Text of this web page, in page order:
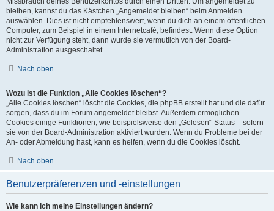
bleiben, kannst du das Kästchen „Angemeldet bleiben“ beim Anmelden
auswählen. Dies ist nicht empfehlenswert, wenn du dich an einem öffentlichen
Computer, zum Beispiel in einem Internetcafé, befindest. Wenn diese Option
nicht zur Verfügung steht, dann wurde sie vermutlich von der Board-
Administration ausgeschaltet.
Nach oben
Wozu ist die Funktion „Alle Cookies löschen“?
„Alle Cookies löschen“ löscht die Cookies, die phpBB erstellt hat und die dafür
sorgen, dass du im Forum angemeldet bleibst. Außerdem ermöglichen
Cookies einige Funktionen, wie beispielsweise den „Gelesen“-Status – sofern
sie von der Board-Administration aktiviert wurden. Wenn du Probleme bei der
An- oder Abmeldung hast, kann es helfen, wenn du die Cookies löscht.
Nach oben
Benutzerpräferenzen und -einstellungen
Wie kann ich meine Einstellungen ändern?